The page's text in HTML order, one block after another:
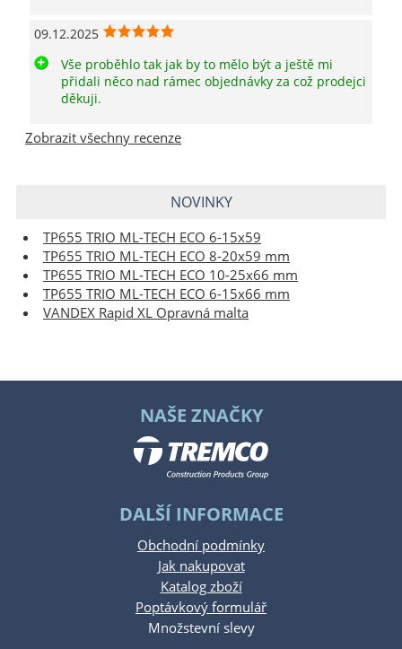
09.12.2025
Vše proběhlo tak jak by to mělo být a ještě mi
přidali něco nad rámec objednávky za což prodejci
děkuji.
Zobrazit všechny recenze
NOVINKY
TP655 TRIO ML-TECH ECO 6-15x59
TP655 TRIO ML-TECH ECO 8-20x59 mm
TP655 TRIO ML-TECH ECO 10-25x66 mm
TP655 TRIO ML-TECH ECO 6-15x66 mm
VANDEX Rapid XL Opravná malta
NAŠE ZNAČKY
DALŠÍ INFORMACE
Obchodní podmínky
Jak nakupovat
Katalog zboží
Poptávkový formulář
Množstevní slevy